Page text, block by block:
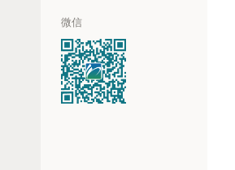
微信